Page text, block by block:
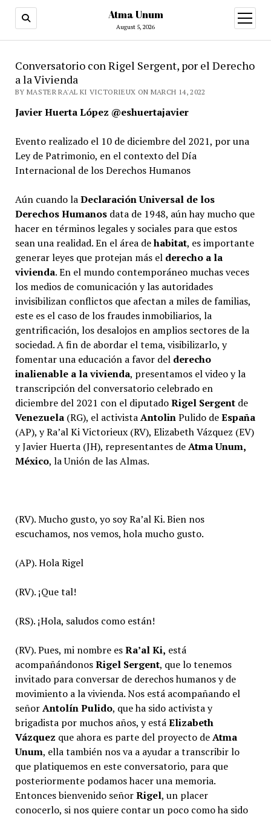
Atma Unum
August 5, 2026
open
menu
Conversatorio con Rigel Sergent, por el Derecho
a la Vivienda
BY MASTER RA'AL KI VICTORIEUX ON MARCH 14, 2022
Javier Huerta López @eshuertajavier
Evento realizado el 10 de diciembre del 2021, por una
Ley de Patrimonio, en el contexto del Día
Internacional de los Derechos Humanos
Aún cuando laDeclaración Universal de los
Derechos Humanosdata de 1948, aún hay mucho que
hacer en términos legales y sociales para que estos
sean una realidad. En el área dehabitat, es importante
generar leyes que protejan más el derecho a la
vivienda. En el mundo contemporáneo muchas veces
los medios de comunicación y las autoridades
invisibilizan conflictos que afectan a miles de familias,
este es el caso de los fraudes inmobiliarios, la
gentrificación, los desalojos en amplios sectores de la
sociedad. A fin de abordar el tema, visibilizarlo, y
fomentar una educación a favor del derecho
inalienable a la vivienda, presentamos el video y la
transcripción del conversatorio celebrado en
diciembre del 2021 con el diputadoRigel Sergentde
Venezuela(RG), el activistaAntolinPulido deEspaña
(AP), y Ra’al Ki Victorieux (RV), Elizabeth Vázquez (EV)
y Javier Huerta (JH), representantes deAtma Unum,
México, la Unión de las Almas.
(RV). Mucho gusto, yo soy Ra’al Ki. Bien nos
escuchamos, nos vemos, hola mucho gusto.
(AP). Hola Rigel
(RV). ¡Que tal!
(RS). ¡Hola, saludos como están!
(RV). Pues, mi nombre esRa’al Ki, está
acompañándonosRigel Sergent, que lo tenemos
invitado para conversar de derechos humanos y de
movimiento a la vivienda. Nos está acompañando el
señorAntolín Pulido, que ha sido activista y
brigadista por muchos años, y estáElizabeth
Vázquez que ahora es parte del proyecto deAtma
Unum, ella también nos va a ayudar a transcribir lo
que platiquemos en este conversatorio, para que
posteriormente podamos hacer una memoria.
Entonces bienvenido señorRigel, un placer
conocerlo, si nos quiere contar un poco como ha sido